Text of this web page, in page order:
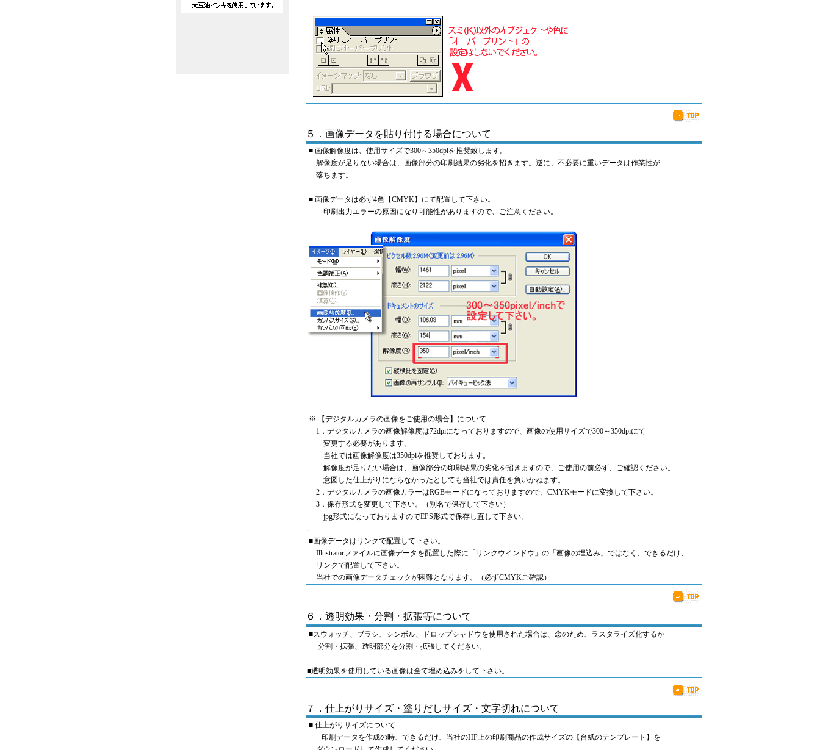
５．画像データを貼り付ける場合について
■ 画像解像度は、使用サイズで300～350dpiを推奨致します。
解像度が足りない場合は、画像部分の印刷結果の劣化を招きます。逆に、不必要に重いデータは作業性が
落ちます。
■ 画像データは必ず4色【CMYK】にて配置して下さい。
印刷出力エラーの原因になり可能性がありますので、ご注意ください。
※ 【デジタルカメラの画像をご使用の場合】について
1．デジタルカメラの画像解像度は72dpiになっておりますので、画像の使用サイズで300～350dpiにて
変更する必要があります。
当社では画像解像度は350dpiを推奨しております。
解像度が足りない場合は、画像部分の印刷結果の劣化を招きますので、ご使用の前必ず、ご確認ください。
意図した仕上がりにならなかったとしても当社では責任を負いかねます。
2．デジタルカメラの画像カラーはRGBモードになっておりますので、CMYKモードに変換して下さい。
3．保存形式を変更して下さい。（別名で保存して下さい）
jpg形式になっておりますのでEPS形式で保存し直して下さい。
.
■画像データはリンクで配置して下さい。
Illustratorファイルに画像データを配置した際に「リンクウインドウ」の「画像の埋込み」ではなく、できるだけ、
リンクで配置して下さい。
当社での画像データチェックが困難となります。（必ずCMYKご確認）
６．透明効果・分割・拡張等について
■スウォッチ、ブラシ、シンボル、ドロップシャドウを使用された場合は、念のため、ラスタライズ化するか
分割・拡張、透明部分を分割・拡張してください。
■透明効果を使用している画像は全て埋め込みをして下さい。
７．仕上がりサイズ・塗りだしサイズ・文字切れについて
■ 仕上がりサイズについて
印刷データを作成の時、できるだけ、当社のHP上の印刷商品の作成サイズの【台紙のテンプレート】を